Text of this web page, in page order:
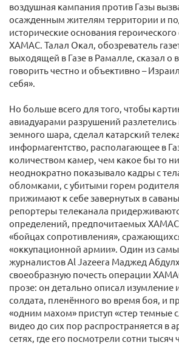
воздушная кампания против Газы
осажденным жителям территории и
исторические основания
ХАМАС. Талал Окал, обозреватель
выходящей в Газе в Рамалле, сказал о
говорить честно и объективно –
себя».
Но больше всего для того, чтобы
авиадуарами разрушений
земного шара, сделал катарский
информагентство, располагающее в
количеством камер, чем какое бы то
неоднократно показывало кадры с
обломками, с убитыми горем
прижимают к себе завернутых в
репортеры телеканала
определений, предпочитаемых
«бойцах сопротивления»,
«оккупационной армии». Один из
журналистов Al Jazeerа Маджед
своеобразную почесть операции
прозе: он детально описал изумление
солдата, пленённого во время боя, и
«одним махом» приступ «стер темные
видео до сих пор распространяется в
сетях, где его посмотрели сотни тысяч